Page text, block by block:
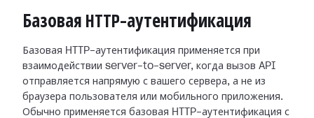
Базовая HTTP-аутентификация
Базовая HTTP-аутентификация применяется при
взаимодействии server-to-server, когда вызов API
отправляется напрямую с вашего сервера, а не из
браузера пользователя или мобильного приложения.
Обычно применяется базовая HTTP-аутентификация с